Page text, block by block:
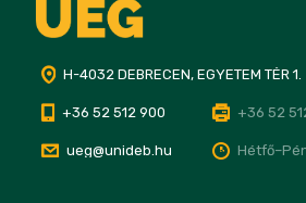
H-4032 DEBRECEN, EGYETEM TÉR 1.
+36 52 512 900 +36 52
ueg@unideb.hu